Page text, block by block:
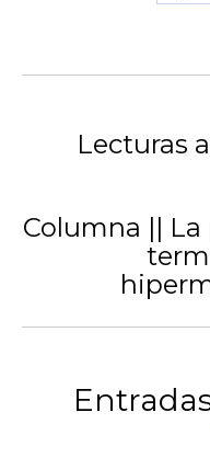
entre
Lecturas
Columna ||